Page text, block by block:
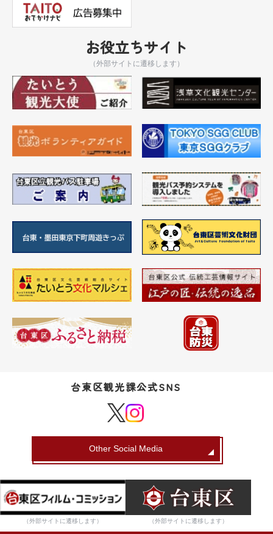
お役立ちサイト
（外部サイトに遷移します）
台東区観光課公式SNS
Other Social Media
（外部サイトに遷移します） （外部サイトに遷移します）